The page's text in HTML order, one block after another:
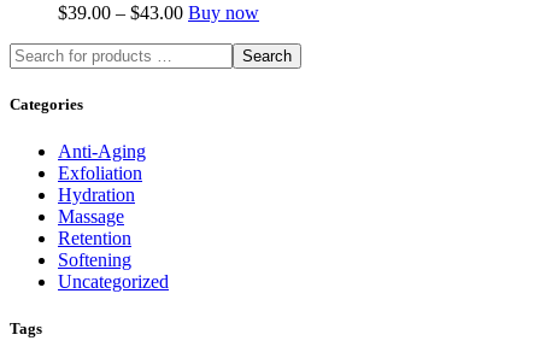
$39.00 – $43.00 Buy now
Search
Categories
Anti-Aging
Exfoliation
Hydration
Massage
Retention
Softening
Uncategorized
Tags